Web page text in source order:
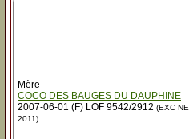
Mère
COCO DES BAUGES DU DAUPHINE
2007-06-01 (F) LOF 9542/2912 (EXC NE
2011)